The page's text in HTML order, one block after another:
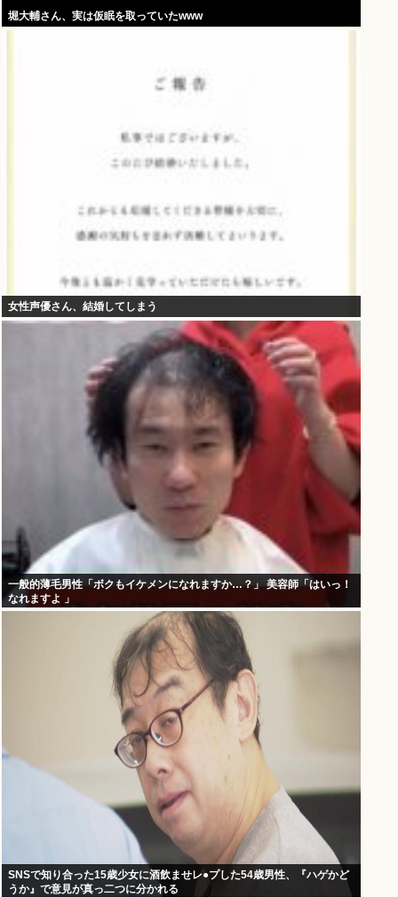
堀大輔さん、実は仮眠を取っていたwww
女性声優さん、結婚してしまう
一般的薄毛男性「ボクもイケメンになれますか…？」 美容師「はいっ！
なれますよ 」
SNSで知り合った15歳少女に酒飲ませレ●プした54歳男性、『ハゲかど
うか』で意見が真っ二つに分かれる